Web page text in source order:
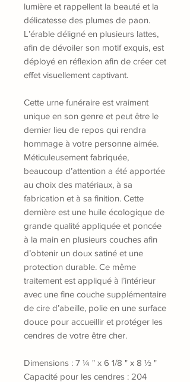
lumière et rappellent la beauté et la
délicatesse des plumes de paon.
L’érable déligné en plusieurs lattes,
afin de dévoiler son motif exquis, est
déployé en réflexion afin de créer cet
effet visuellement captivant.
Cette urne funéraire est vraiment
unique en son genre et peut être le
dernier lieu de repos qui rendra
hommage à votre personne aimée.
Méticuleusement fabriquée,
beaucoup d’attention a été apportée
au choix des matériaux, à sa
fabrication et à sa finition. Cette
dernière est une huile écologique de
grande qualité appliquée et poncée
à la main en plusieurs couches afin
d’obtenir un doux satiné et une
protection durable. Ce même
traitement est appliqué à l’intérieur
avec une fine couche supplémentaire
de cire d’abeille, polie en une surface
douce pour accueillir et protéger les
cendres de votre être cher.
Dimensions : 7 ¼ " x 6 1/8 " x 8 ½ "
Capacité pour les cendres : 204